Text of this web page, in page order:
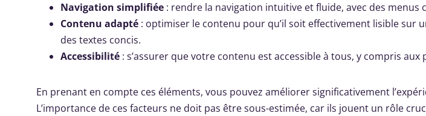
Navigation simplifiée : rendre la navigation intuitive et fluide, avec des menus
Contenu adapté : optimiser le contenu pour qu’il soit effectivement lisible sur
des textes concis.
Accessibilité : s’assurer que votre contenu est accessible à tous, y compris
En prenant en compte ces éléments, vous pouvez améliorer significativement
L’importance de ces facteurs ne doit pas être sous-estimée, car ils jouent un rôle